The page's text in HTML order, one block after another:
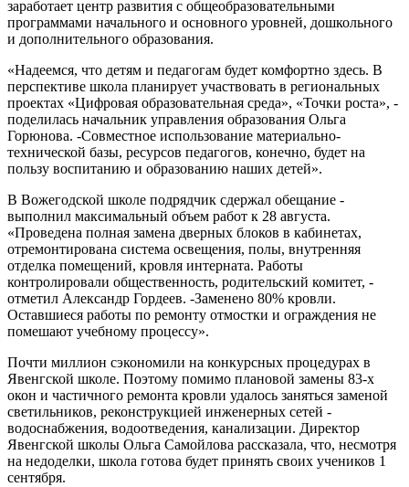
заработает центр развития с общеобразовательными
программами начального и основного уровней, дошкольного
и дополнительного образования.
«Надеемся, что детям и педагогам будет комфортно здесь. В
перспективе школа планирует участвовать в региональных
проектах «Цифровая образовательная среда», «Точки роста», -
поделилась начальник управления образования Ольга
Горюнова. -Совместное использование материально-
технической базы, ресурсов педагогов, конечно, будет на
пользу воспитанию и образованию наших детей».
В Вожегодской школе подрядчик сдержал обещание -
выполнил максимальный объем работ к 28 августа.
«Проведена полная замена дверных блоков в кабинетах,
отремонтирована система освещения, полы, внутренняя
отделка помещений, кровля интерната. Работы
контролировали общественность, родительский комитет, -
отметил Александр Гордеев. -Заменено 80% кровли.
Оставшиеся работы по ремонту отмостки и ограждения не
помешают учебному процессу».
Почти миллион сэкономили на конкурсных процедурах в
Явенгской школе. Поэтому помимо плановой замены 83-х
окон и частичного ремонта кровли удалось заняться заменой
светильников, реконструкцией инженерных сетей -
водоснабжения, водоотведения, канализации. Директор
Явенгской школы Ольга Самойлова рассказала, что, несмотря
на недоделки, школа готова будет принять своих учеников 1
сентября.